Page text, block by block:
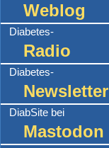
Weblog
Diabetes-
Radio
Diabetes-
Newsletter
DiabSite bei
Mastodon